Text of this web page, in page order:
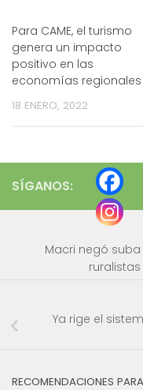
Para CAME, el turismo
genera un impacto
positivo en las
economías regionales
18 ENERO, 2022
SÍGANOS:
Macri negó
Ya rige el
RECOMENDACIONES